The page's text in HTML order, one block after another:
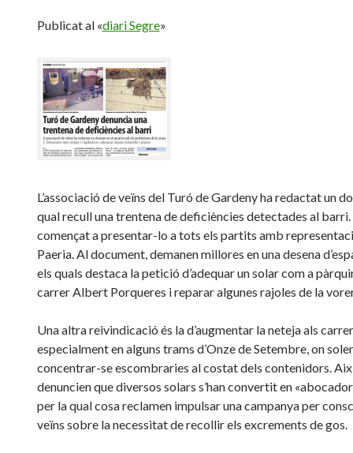
Publicat al «diari Segre»
L’associació de veïns del Turó de Gardeny ha redactat un
qual recull una trentena de deficiències detectades al barri.
començat a presentar-lo a tots els partits amb
Paeria. Al document, demanen millores en una desena
els quals destaca la petició d’adequar un solar com a
carrer Albert Porqueres i reparar algunes rajoles de la
Una altra reivindicació és la d’augmentar la neteja als
especialment en alguns trams d’Onze de Setembre, on
concentrar-se escombraries al costat dels contenidors.
denuncien que diversos solars s’han convertit en
per la qual cosa reclamen impulsar una campanya per
veïns sobre la necessitat de recollir els excrements de gos.